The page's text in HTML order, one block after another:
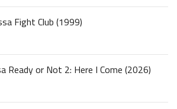
Fight Club (1999)
Ready or Not 2: Here I Come (2026)